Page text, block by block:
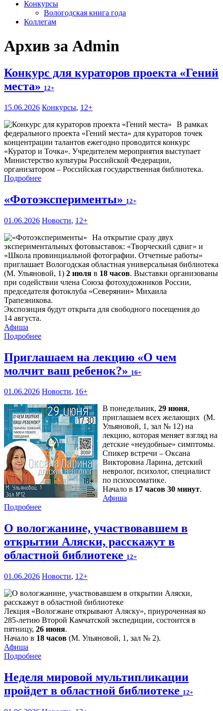
Конкурсы
Вологодская книга года
Коллегам
Архив за Admin
Конкурс для кураторов проекта «Гений
места» 12+
15.06.2026 Конкурсы, 12+
В рамках
федерального проекта «Гений места» для кураторов точек
концентрации талантов ежегодно проводится конкурс
«Куратор и Точка». Учредителем мероприятия выступает
Министерство культуры Российской Федерации,
организатором – Российская государственная библиотека.
Подробнее
«Фотоэксперименты» 12+
01.06.2026 Новости, 12+
На открытие сразу двух
экспериментальных фотовыставок: «Творческий сдвиг» и
«Школа провинциальной фотографии. Отчетные работы»
приглашает Вологодская областная универсальная библиотека
(М. Ульяновой, 1) 2 июля в 18 часов. Выставки организованы
при содействии члена Союза фотохудожников России,
председателя фотоклуба «Северянин» Михаила
Трапезникова.
Экспозиция будут открыта для свободного посещения до
14 августа.
Афиша
Подробнее
Приглашаем на лекцию «О чем
молчит ваш ребенок?» 16+
01.06.2026 Новости, 16+
В понедельник, 29 июня,
приглашаем всех желающих (М.
Ульяновой, 1, зал № 12) на
лекцию, которая меняет взгляд на
детские «неудобные» симптомы.
Спикер встречи – Оксана
Викторовна Ларина, детский
невролог, психолог, специалист
по психосоматике.
Начало в 17 часов 30 минут.
Афиша
Подробнее
О вологжанине, участвовавшем в
открытии Аляски, расскажут в
областной библиотеке 12+
01.06.2026 Новости, 12+
Лекция «Вологжане открывают Аляску», приуроченная ко
285-летию Второй Камчатской экспедиции, состоится в
пятницу, 26 июня.
Начало в 18 часов (М. Ульяновой, 1, зал № 2).
Афиша
Подробнее
Неделя мировой мультипликации
пройдет в областной библиотеке 12+